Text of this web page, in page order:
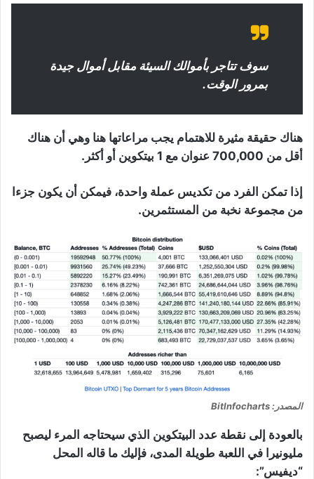
سوف تتاجر بأموالك السيئة مقابل أموال جيدة
بمرور الوقت.
هناك حقيقة مثيرة للاهتمام يجب مراعاتها هنا وهي أن هناك
أقل من 700,000 عنوان مع 1 بيتكوين أو أكثر.
إذا تمكن الفرد من تكديس عملة واحدة، فيمكن أن يكون جزءا
من مجموعة نخبة من المستثمرين.
المصدر: BitInfocharts
بالعودة إلى نقطة عدد البيتكوين الذي سيحتاجه المرء ليصبح
مليونيرا في اللعبة طويلة المدى، فإليك ما قاله المحل
“ديفيس”: